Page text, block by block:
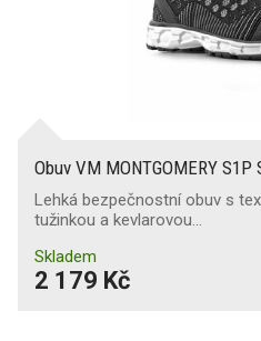
Obuv VM MONTGOMERY S1P
Lehká bezpečnostní obuv s
tužinkou a kevlarovou…
Skladem
2 179 Kč